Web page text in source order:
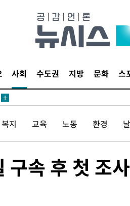
사회 수도권 지방 문화 스
복지 교육 노동 환경
속 후 첫 조사